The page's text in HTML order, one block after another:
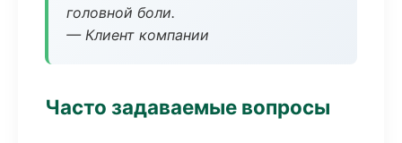
головной боли.
— Клиент компании
Часто задаваемые вопросы